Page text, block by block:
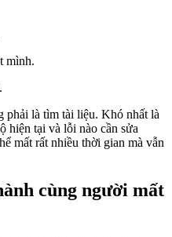
mình.
phải là tìm tài liệu. Khó nhất là
hiện tại và lỗi nào cần sửa
mất rất nhiều thời gian mà vẫn
cùng người mất